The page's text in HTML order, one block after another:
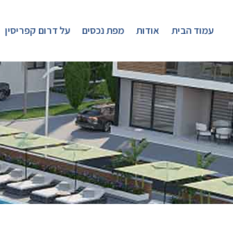
עמוד הבית אודות מפת נכסים על דרום קפריסין